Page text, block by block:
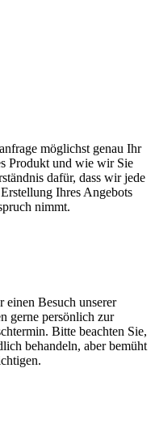
möglichst genau Ihr
Produkt und wie wir Sie
dafür, dass wir jede
Ihres Angebots
nimmt.
Besuch unserer
gerne persönlich zur
Bitte beachten Sie,
behandeln, aber bemüht